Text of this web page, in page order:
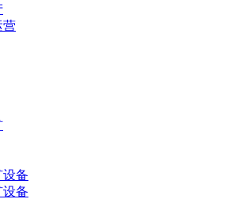
营
设备
设备